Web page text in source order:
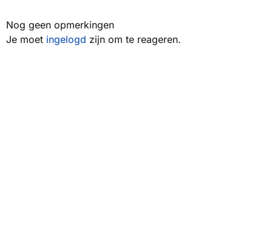
Nog geen opmerkingen
Je moet ingelogd zijn om te reageren.